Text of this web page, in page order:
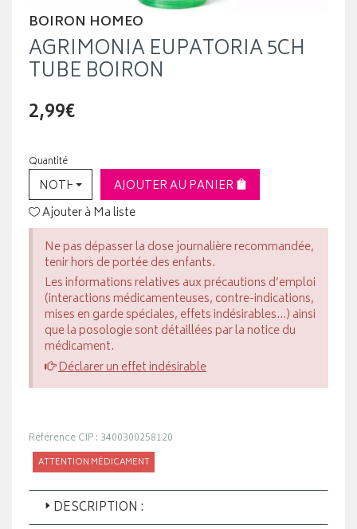
BOIRON HOMEO
AGRIMONIA EUPATORIA 5CH
TUBE BOIRON
2,99€
Quantité
NOTHING SELECTEDAJOUTER AU PANIER
Ajouter à Ma liste
Ne pas dépasser la dose journalière recommandée,
tenir hors de portée des enfants.
Les informations relatives aux précautions d’emploi
(interactions médicamenteuses, contre-indications,
mises en garde spéciales, effets indésirables...) ainsi
que la posologie sont détaillées par la notice du
médicament.
Déclarer un effet indésirable
Référence CIP : 3400300258120
ATTENTION MÉDICAMENT
DESCRIPTION :